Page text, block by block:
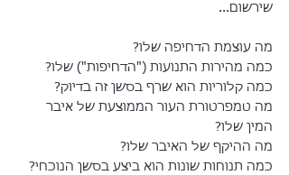
שירשום...
מה עוצמת הדחיפה שלו?
כמה מהירות התנועות ("הדחיפות") שלו?
כמה קלוריות הוא שרף בסשן זה בדיוק?
מה טמפרטורת העור הממוצעת של איבר
המין שלו?
מה ההיקף של האיבר שלו?
כמה תנוחות שונות הוא ביצע בסשן הנוכחי?